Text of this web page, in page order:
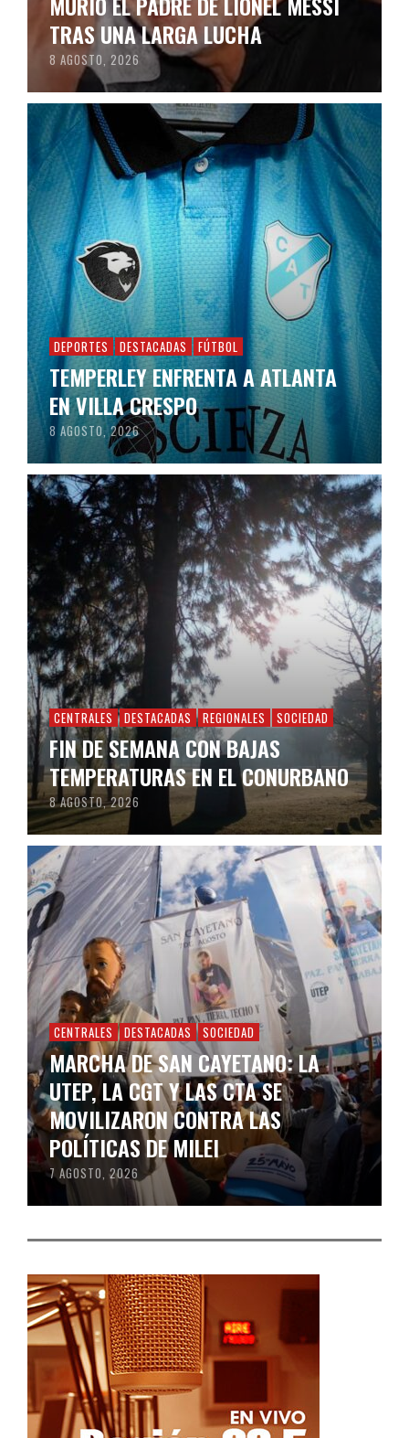
TRAS UNA LARGA LUCHA
8 AGOSTO, 2026
DEPORTES DESTACADAS FÚTBOL
TEMPERLEY ENFRENTA A ATLANTA
EN VILLA CRESPO
8 AGOSTO, 2026
CENTRALES DESTACADAS REGIONALES SOCIEDAD
FIN DE SEMANA CON BAJAS
TEMPERATURAS EN EL CONURBANO
8 AGOSTO, 2026
CENTRALES DESTACADAS SOCIEDAD
MARCHA DE SAN CAYETANO: LA
UTEP, LA CGT Y LAS CTA SE
MOVILIZARON CONTRA LAS
POLÍTICAS DE MILEI
7 AGOSTO, 2026